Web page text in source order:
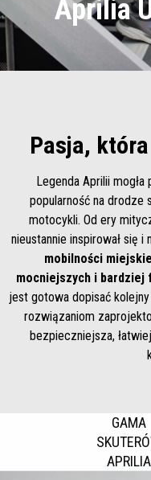
Aprilia
Pasja,
Legenda Aprilii
popularność na drodze
motocykli. Od ery
nieustannie inspirował się
mobilności
mocniejszych i bardziej
jest gotowa dopisać
rozwiązaniom
bezpieczniejsza,
GAMA
APRILIA
Item